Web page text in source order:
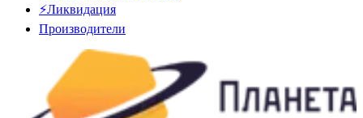
⚡Ликвидация
Производители